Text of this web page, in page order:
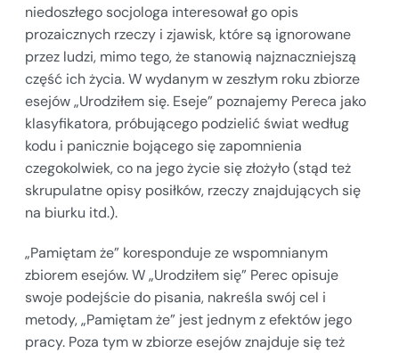
niedoszłego socjologa interesował go opis
prozaicznych rzeczy i zjawisk, które są ignorowane
przez ludzi, mimo tego, że stanowią najznaczniejszą
część ich życia. W wydanym w zeszłym roku zbiorze
esejów „Urodziłem się. Eseje” poznajemy Pereca jako
klasyfikatora, próbującego podzielić świat według
kodu i panicznie bojącego się zapomnienia
czegokolwiek, co na jego życie się złożyło (stąd też
skrupulatne opisy posiłków, rzeczy znajdujących się
na biurku itd.).
„Pamiętam że” koresponduje ze wspomnianym
zbiorem esejów. W „Urodziłem się” Perec opisuje
swoje podejście do pisania, nakreśla swój cel i
metody, „Pamiętam że” jest jednym z efektów jego
pracy. Poza tym w zbiorze esejów znajduje się też